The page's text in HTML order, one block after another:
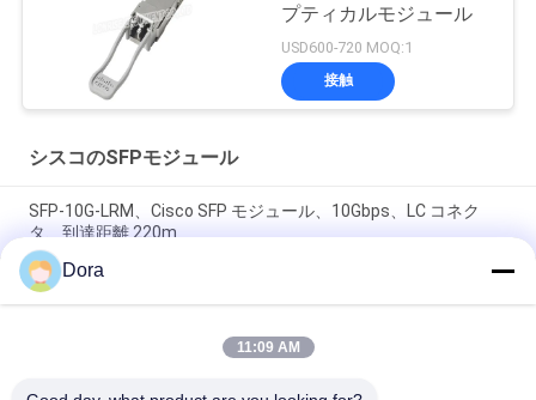
プティカルモジュール
USD600-720 MOQ:1
接触
シスコのSFPモジュール
SFP-10G-LRM、Cisco SFP モジュール、10Gbps、LC コネク
タ、到達距離 220m
SFP-10G-SR Cisco 互換 SFP+ モジュール | 10GBASE-SR 850nm
MMF トランシーバー
SFP-10G-SR-S、Cisco SFP+ トランシーバー、
Dora
11:09 AM